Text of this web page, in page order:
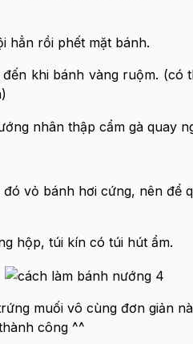
hẳn rồi phết mặt bánh.
khi bánh vàng ruộm. (có
vỏ bánh hơi cứng, nên để
hộp, túi kín có túi hút ẩm.
muối vô cùng đơn giản
công ^^